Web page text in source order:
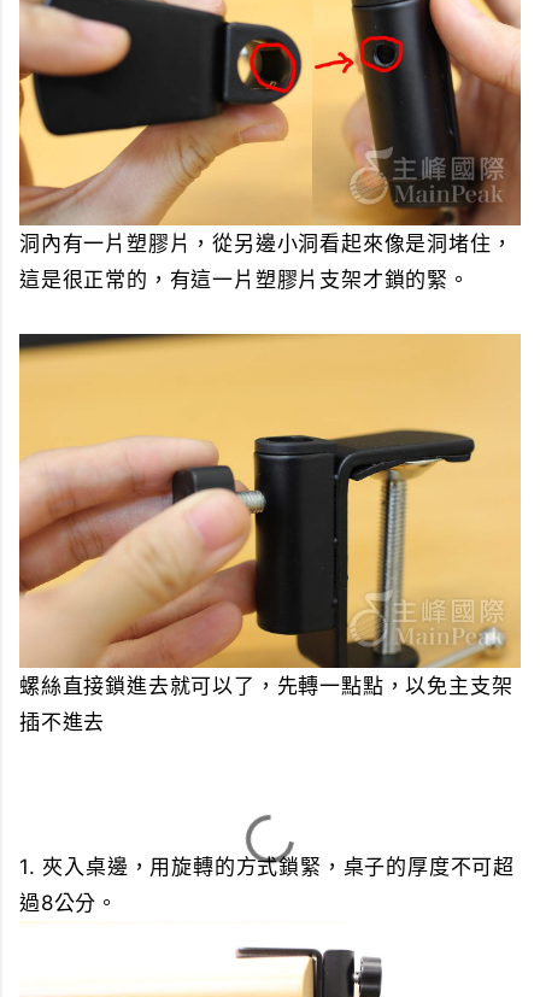
洞內有一片塑膠片，從另邊小洞看起來像是洞堵住，
這是很正常的，有這一片塑膠片支架才鎖的緊。
螺絲直接鎖進去就可以了，先轉一點點，以免主支架
插不進去
1. 夾入桌邊，用旋轉的方式鎖緊，桌子的厚度不可超
過8公分。